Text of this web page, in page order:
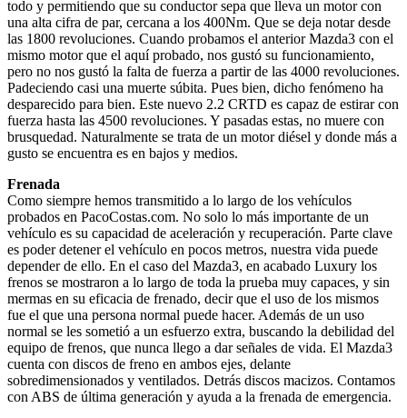
todo y permitiendo que su conductor sepa que lleva un motor con
una alta cifra de par, cercana a los 400Nm. Que se deja notar desde
las 1800 revoluciones. Cuando probamos el anterior Mazda3 con el
mismo motor que el aquí probado, nos gustó su funcionamiento,
pero no nos gustó la falta de fuerza a partir de las 4000 revoluciones.
Padeciendo casi una muerte súbita. Pues bien, dicho fenómeno ha
desparecido para bien. Este nuevo 2.2 CRTD es capaz de estirar con
fuerza hasta las 4500 revoluciones. Y pasadas estas, no muere con
brusquedad. Naturalmente se trata de un motor diésel y donde más a
gusto se encuentra es en bajos y medios.
Frenada
Como siempre hemos transmitido a lo largo de los vehículos
probados en PacoCostas.com. No solo lo más importante de un
vehículo es su capacidad de aceleración y recuperación. Parte clave
es poder detener el vehículo en pocos metros, nuestra vida puede
depender de ello. En el caso del Mazda3, en acabado Luxury los
frenos se mostraron a lo largo de toda la prueba muy capaces, y sin
mermas en su eficacia de frenado, decir que el uso de los mismos
fue el que una persona normal puede hacer. Además de un uso
normal se les sometió a un esfuerzo extra, buscando la debilidad del
equipo de frenos, que nunca llego a dar señales de vida. El Mazda3
cuenta con discos de freno en ambos ejes, delante
sobredimensionados y ventilados. Detrás discos macizos. Contamos
con ABS de última generación y ayuda a la frenada de emergencia.